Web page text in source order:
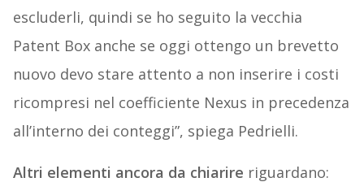
escluderli, quindi se ho seguito la vecchia
Patent Box anche se oggi ottengo un brevetto
nuovo devo stare attento a non inserire i costi
ricompresi nel coefficiente Nexus in precedenza
all’interno dei conteggi”, spiega Pedrielli.
Altri elementi ancora da chiarire riguardano: